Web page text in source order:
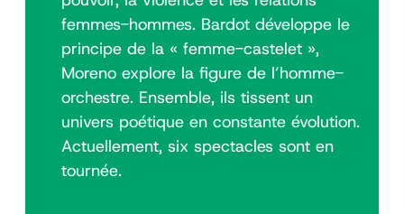
femmes-hommes. Bardot développe le
principe de la « femme-castelet »,
Moreno explore la figure de l’homme-
orchestre. Ensemble, ils tissent un
univers poétique en constante évolution.
Actuellement, six spectacles sont en
tournée.